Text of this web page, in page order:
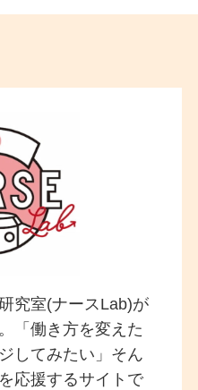
究室(ナースLab)が
「働き方を変えた
してみたい」そん
応援するサイトで